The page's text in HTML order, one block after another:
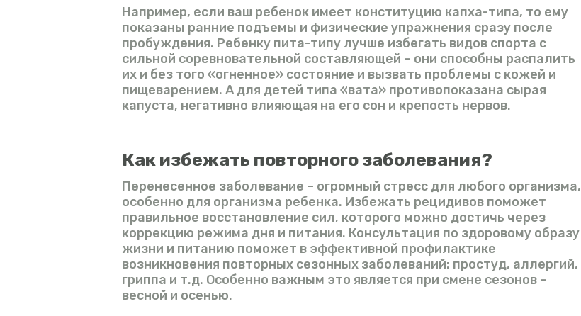
Например, если ваш ребенок имеет конституцию капха-типа, то ему
показаны ранние подъемы и физические упражнения сразу после
пробуждения. Ребенку пита-типу лучше избегать видов спорта с
сильной соревновательной составляющей – они способны распалить
их и без того «огненное» состояние и вызвать проблемы с кожей и
пищеварением. А для детей типа «вата» противопоказана сырая
капуста, негативно влияющая на его сон и крепость нервов.
Как избежать повторного заболевания?
Перенесенное заболевание – огромный стресс для любого организма,
особенно для организма ребенка. Избежать рецидивов поможет
правильное восстановление сил, которого можно достичь через
коррекцию режима дня и питания. Консультация по здоровому образу
жизни и питанию поможет в эффективной профилактике
возникновения повторных сезонных заболеваний: простуд, аллергий,
гриппа и т.д. Особенно важным это является при смене сезонов –
весной и осенью.